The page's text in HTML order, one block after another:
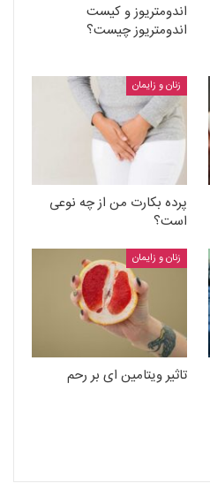
اندومتریوز و کیست
اندومتریوز چیست؟
زنان و زایمان
پرده بکارت من از چه نوعی
است؟
زنان و زایمان
تاثیر ویتامین ای بر رحم